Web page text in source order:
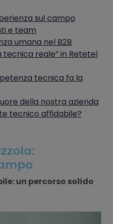
sul campo
e team
umana nel B2B
tecnica reale” in Retetel
tecnica fa la
della nostra azienda
tecnico affidabile?
un percorso solido